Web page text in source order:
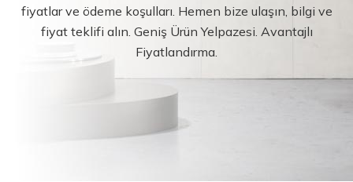
fiyatlar ve ödeme koşulları. Hemen bize ulaşın, bilgi ve
fiyat teklifi alın. Geniş Ürün Yelpazesi. Avantajlı
Fiyatlandırma.